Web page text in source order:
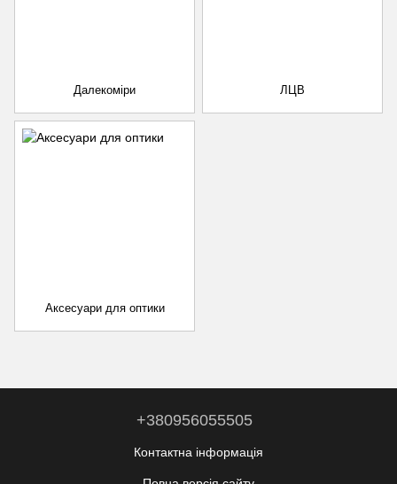
Далекоміри ЛЦВ
Аксесуари для оптики
+380956055505
Контактна інформація